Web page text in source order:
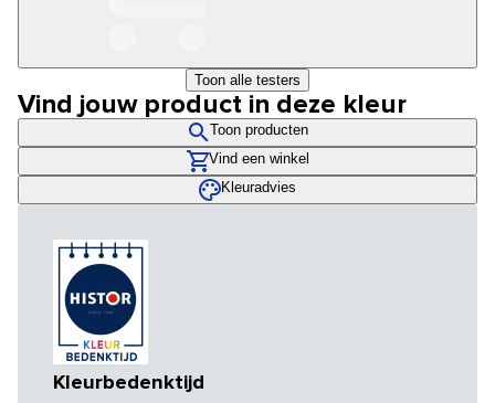
Toon alle testers
Vind jouw product in deze kleur
Toon producten
Vind een winkel
Kleuradvies
Kleurbedenktijd